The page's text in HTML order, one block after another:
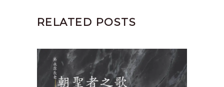
RELATED POSTS